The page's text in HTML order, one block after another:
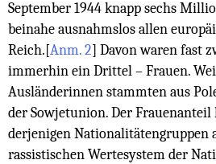
September 1944 knapp sechs
beinahe ausnahmslos allen
Reich. [Anm. 2] Davon waren fast
immerhin ein Drittel – Frauen.
Ausländerinnen stammten aus
der Sowjetunion. Der
derjenigen Nationalitätengruppen
rassistischen Wertesystem der